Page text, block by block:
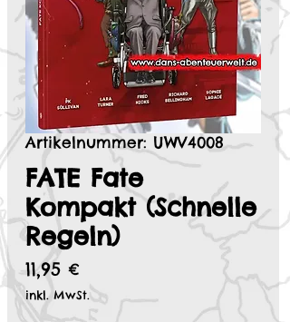
Artikelnummer: UWV4008
FATE Fate
Kompakt (Schnelle
Regeln)
11,95 €
inkl. MwSt.